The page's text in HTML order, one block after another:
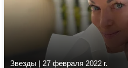
Звезды | 27 февраля 2022 г.